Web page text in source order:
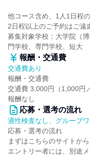
他コース含め、1人1日程
2日程以上のご予約はご遠
募集対象学校：大学院（
門学校、専門学校、短大
報酬・交通費
交通費あり
報酬・交通費
交通費 3,000円（1,000円
報酬なし
応募・選考の流れ
適性検査なし、グループ
応募・選考の流れ
まずはこちらのサイトか
エントリー者には、別途